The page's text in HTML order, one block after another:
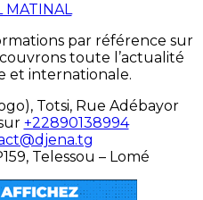
par référence sur
toute l’actualité
et internationale.
Totsi, Rue Adébayor
+22890138994
Telessou – Lomé